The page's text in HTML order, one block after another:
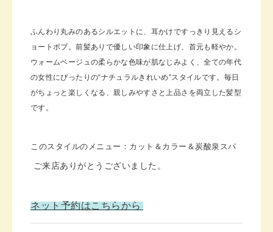
ふんわり丸みのあるシルエットに、耳かけですっきり見えるシ
ョートボブ。前髪ありで優しい印象に仕上げ、首元も軽やか。
ウォームベージュの柔らかな色味が肌なじみよく、全ての年代
の女性にぴったりの“ナチュラルきれいめ”スタイルです。毎日
がちょっと楽しくなる、親しみやすさと上品さを両立した髪型
です。
このスタイルのメニュー：カット＆カラー＆炭酸泉スパ
ご来店ありがとうございました。
ネット予約はこちらから